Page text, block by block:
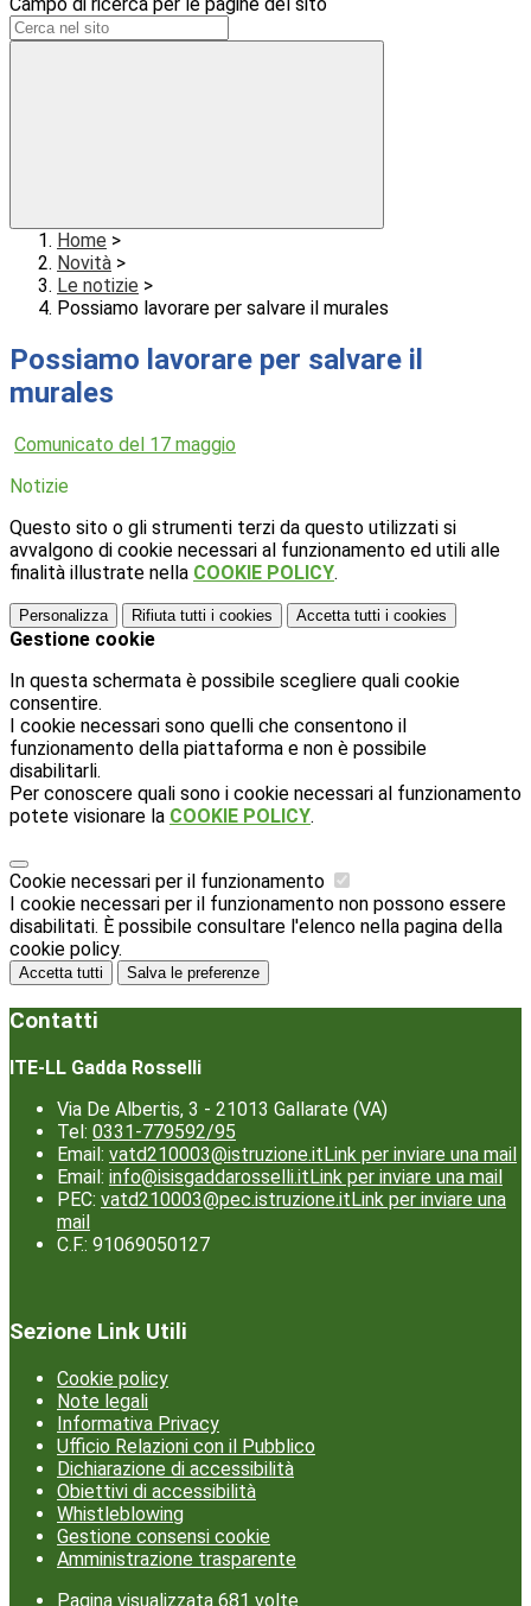
Campo di ricerca per le pagine del sito
Home >
Novità >
Le notizie >
Possiamo lavorare per salvare il murales
Possiamo lavorare per salvare il
murales
Comunicato del 17 maggio
Notizie
Questo sito o gli strumenti terzi da questo utilizzati si
avvalgono di cookie necessari al funzionamento ed utili alle
finalità illustrate nella COOKIE POLICY.
Personalizza Rifiuta tutti i cookies Accetta tutti i cookies
Gestione cookie
In questa schermata è possibile scegliere quali cookie
consentire.
I cookie necessari sono quelli che consentono il
funzionamento della piattaforma e non è possibile
disabilitarli.
Per conoscere quali sono i cookie necessari al funzionamento
potete visionare la COOKIE POLICY.
Cookie necessari per il funzionamento
I cookie necessari per il funzionamento non possono essere
disabilitati. È possibile consultare l'elenco nella pagina della
cookie policy.
Accetta tutti Salva le preferenze
Contatti
ITE-LL Gadda Rosselli
Via De Albertis, 3 - 21013 Gallarate (VA)
Tel: 0331-779592/95
Email: vatd210003@istruzione.itLink per inviare una mail
Email: info@isisgaddarosselli.itLink per inviare una mail
PEC: vatd210003@pec.istruzione.itLink per inviare una
mail
C.F.: 91069050127
Sezione Link Utili
Cookie policy
Note legali
Informativa Privacy
Ufficio Relazioni con il Pubblico
Dichiarazione di accessibilità
Obiettivi di accessibilità
Whistleblowing
Gestione consensi cookie
Amministrazione trasparente
Pagina visualizzata 681 volte